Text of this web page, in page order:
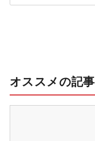
オススメの記事